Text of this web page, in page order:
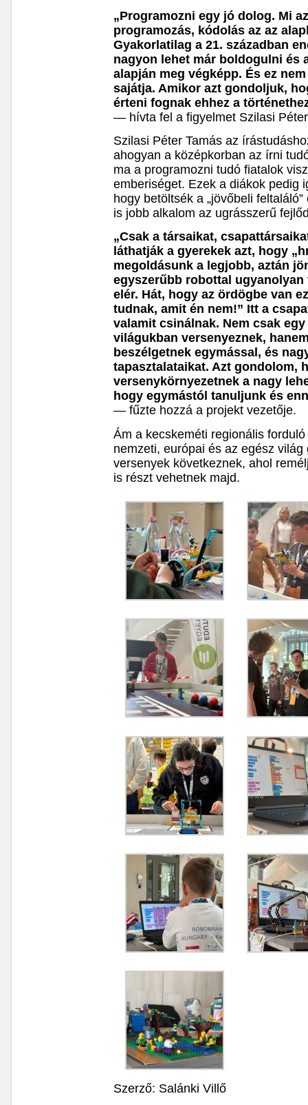
„Programozni egy jó dolog. Mi
programozás, kódolás az az
Gyakorlatilag a 21. században
nagyon lehet már boldogulni és
alapján meg végképp. És ez
sajátja. Amikor azt gondoljuk,
érteni fognak ehhez a
— hívta fel a figyelmet Szilasi
Szilasi Péter Tamás az
ahogyan a középkorban az írni
ma a programozni tudó fiatalok
emberiséget. Ezek a diákok pedig
hogy betöltsék a „jövőbeli
is jobb alkalom az ugrásszerű
„Csak a társaikat,
láthatják a gyerekek azt, hogy
megoldásunk a legjobb, aztán
egyszerűbb robottal
elér. Hát, hogy az ördögbe van
tudnak, amit én nem!” Itt a
valamit csinálnak. Nem csak
világukban versenyeznek,
beszélgetnek egymással, és
tapasztalataikat. Azt gondolom,
versenykörnyezetnek a nagy
hogy egymástól tanuljunk és
— fűzte hozzá a projekt vezetője.
Ám a kecskeméti regionális
nemzeti, európai és az egész
versenyek következnek, ahol
is részt vehetnek majd.
Szerző: Salánki Villő